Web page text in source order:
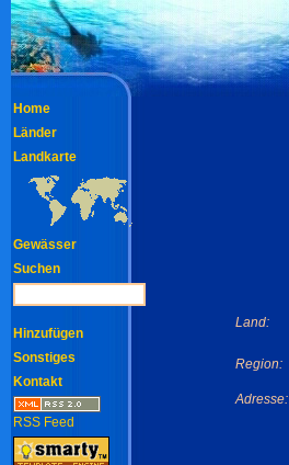
Land:
Region:
Adresse:
Home
Länder
Landkarte
Gewässer
Suchen
Hinzufügen
Sonstiges
Kontakt
RSS Feed